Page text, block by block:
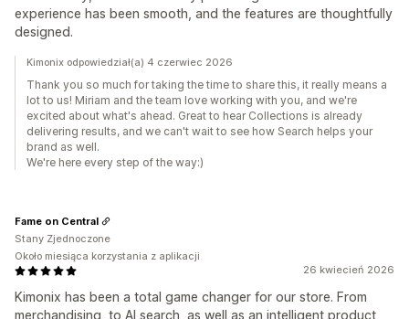
experience has been smooth, and the features are thoughtfully
designed.
Kimonix odpowiedział(a) 4 czerwiec 2026
Thank you so much for taking the time to share this, it really means a
lot to us! Miriam and the team love working with you, and we're
excited about what's ahead. Great to hear Collections is already
delivering results, and we can't wait to see how Search helps your
brand as well.
We're here every step of the way:)
26 kwiecień 2026
Kimonix has been a total game changer for our store. From
merchandising, to AI search, as well as an intelligent product
Fame on Central
Stany Zjednoczone
Około miesiąca korzystania z aplikacji